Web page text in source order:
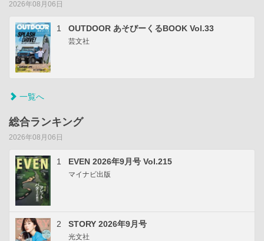
2026年08月06日
1 OUTDOOR あそびーくるBOOK Vol.33
芸文社
一覧へ
総合ランキング
2026年08月06日
1 EVEN 2026年9月号 Vol.215
マイナビ出版
2 STORY 2026年9月号
光文社